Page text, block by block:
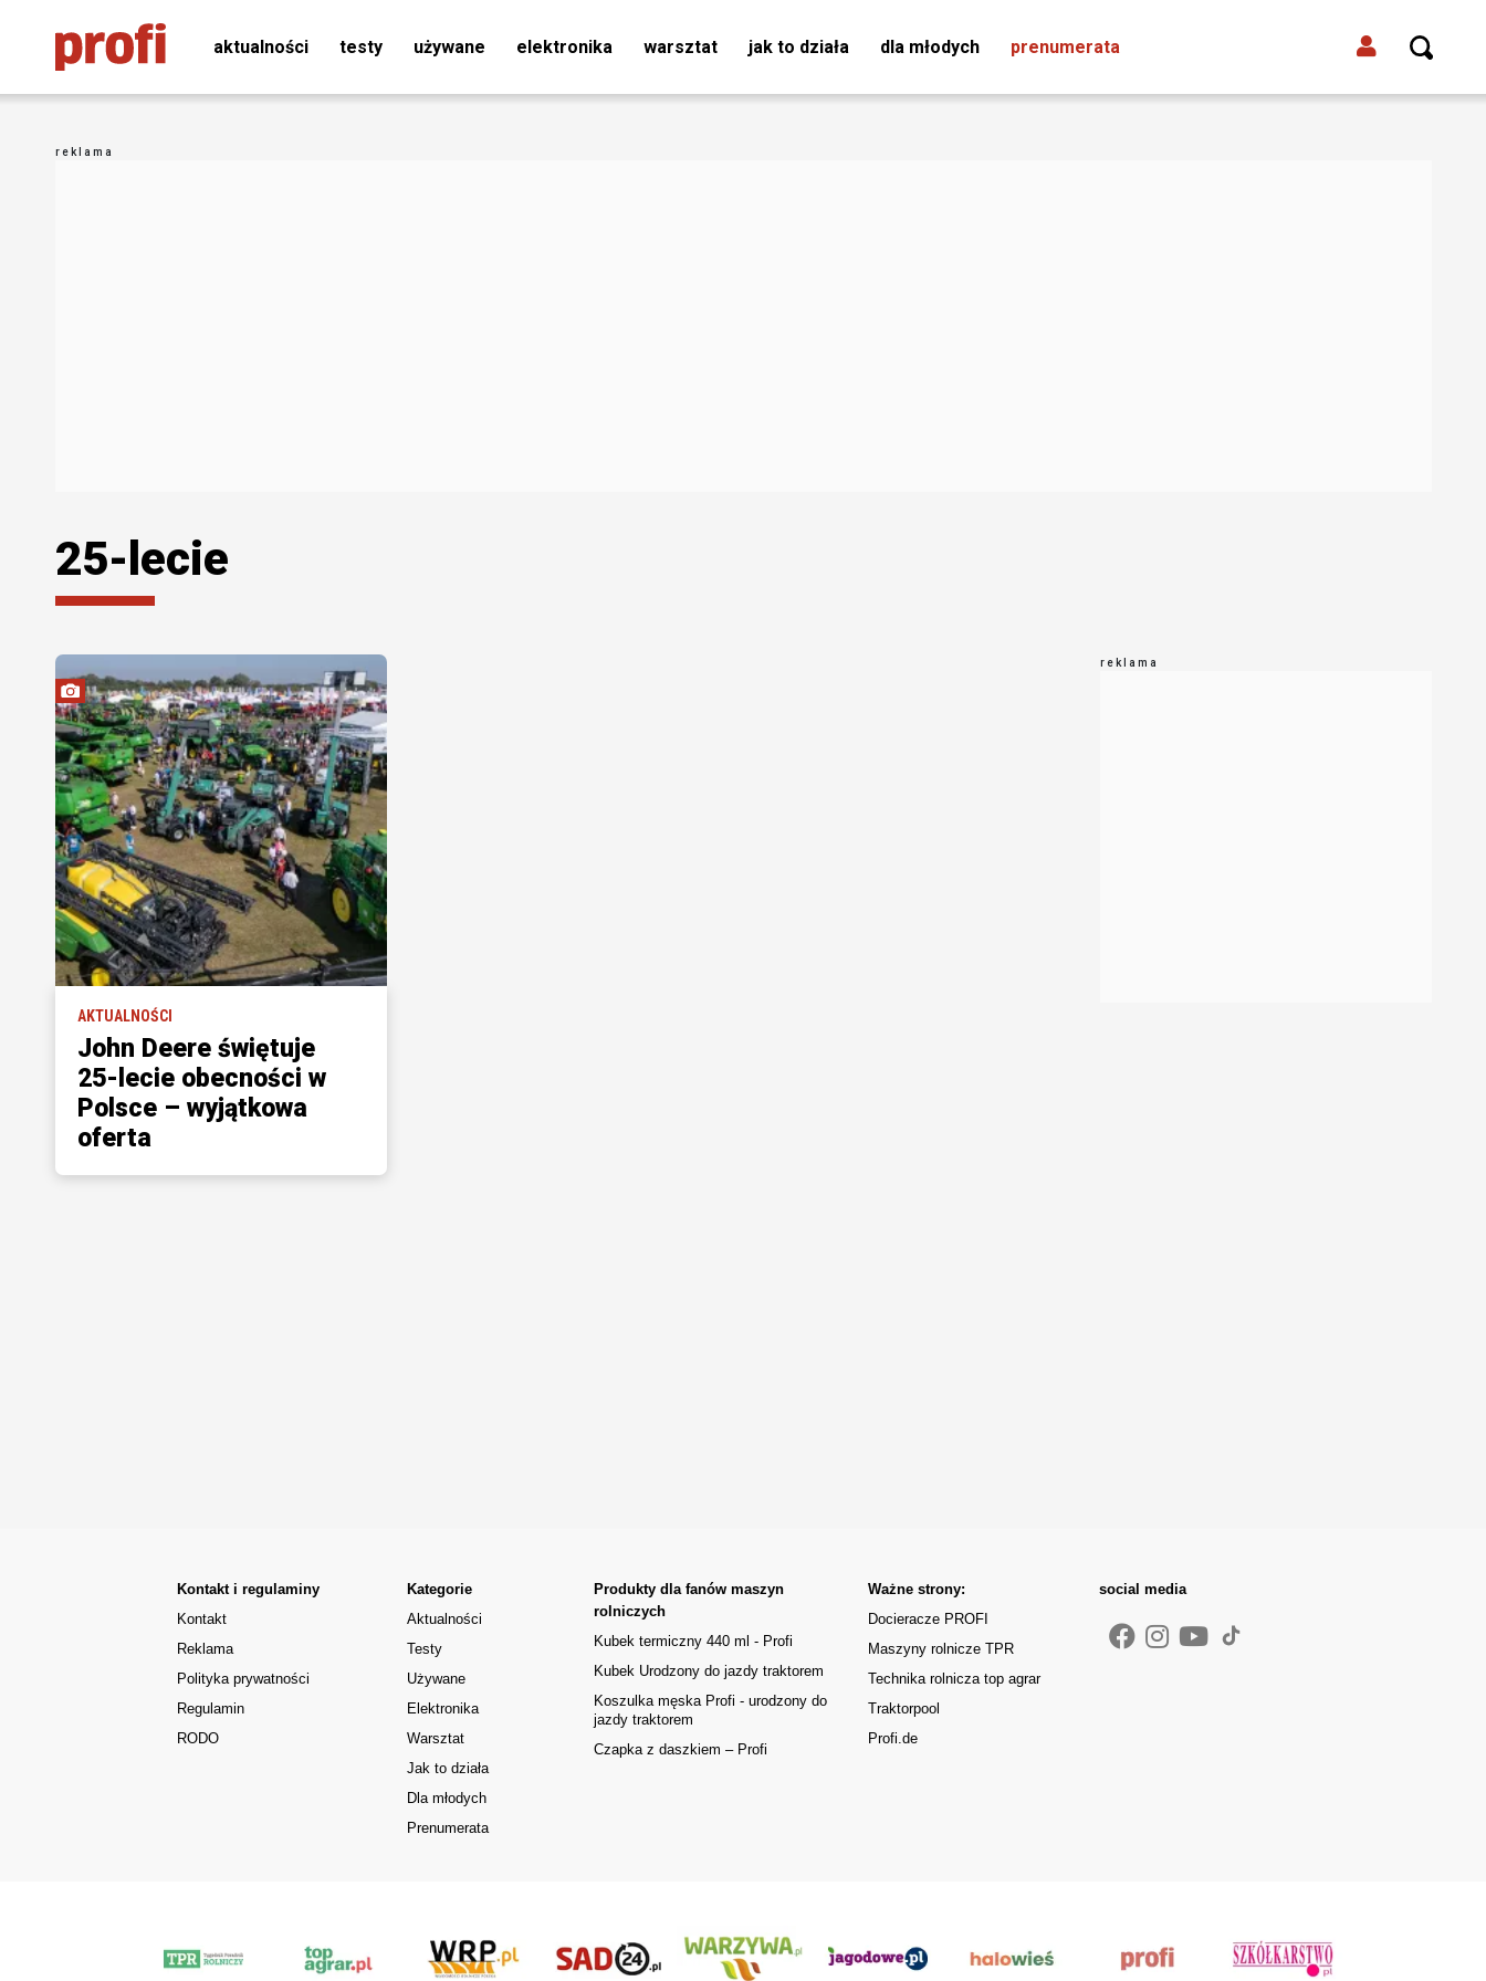
aktualności testy używane elektronika warsztat jak to działa dla młodych prenumerata
25-lecie
AKTUALNOŚCI
John Deere świętuje
25-lecie obecności w
Polsce – wyjątkowa
oferta
Kontakt i regulaminy
Kontakt
Reklama
Polityka prywatności
Regulamin
RODO
Kategorie
Aktualności
Testy
Używane
Elektronika
Warsztat
Jak to działa
Dla młodych
Prenumerata
Produkty dla fanów maszyn
rolniczych
Kubek termiczny 440 ml - Profi
Kubek Urodzony do jazdy traktorem
Koszulka męska Profi - urodzony do
jazdy traktorem
Czapka z daszkiem – Profi
Ważne strony:
Docieracze PROFI
Maszyny rolnicze TPR
Technika rolnicza top agrar
Traktorpool
Profi.de
social media